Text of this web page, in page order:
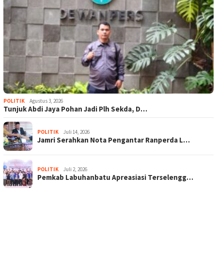
POLITIK Agustus 3, 2026
Tunjuk Abdi Jaya Pohan Jadi Plh Sekda, D…
POLITIK Juli 14, 2026
Jamri Serahkan Nota Pengantar Ranperda L…
POLITIK Juli 2, 2026
Pemkab Labuhanbatu Apreasiasi Terselengg…